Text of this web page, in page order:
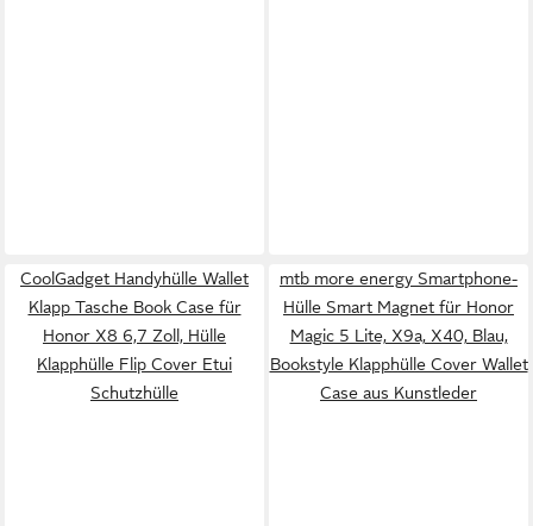
CoolGadget Handyhülle Wallet
Klapp Tasche Book Case für
Honor X8 6,7 Zoll, Hülle
Klapphülle Flip Cover Etui
Schutzhülle
mtb more energy Smartphone-
Hülle Smart Magnet für Honor
Magic 5 Lite, X9a, X40, Blau,
Bookstyle Klapphülle Cover Wallet
Case aus Kunstleder